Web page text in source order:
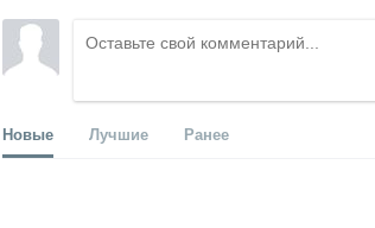
Новые Лучшие Ранее